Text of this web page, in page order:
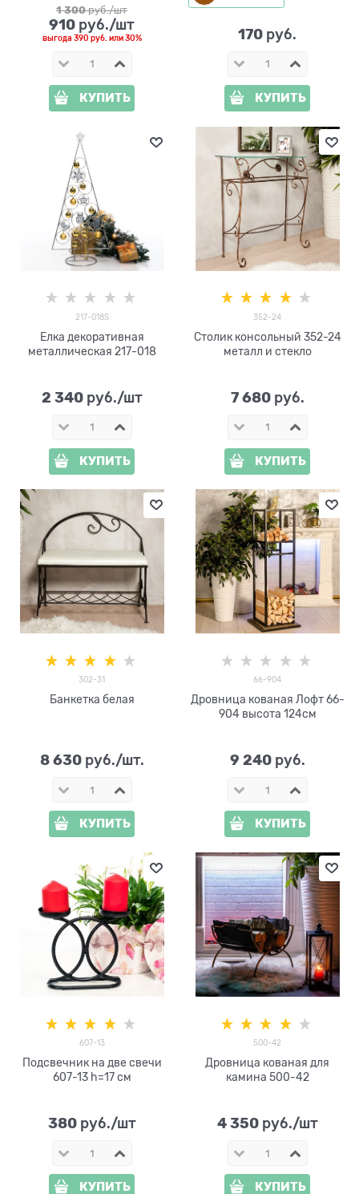
1 300 руб./шт
910 руб./шт
выгода 390 руб. или30%
КУПИТЬ
170 руб.
КУПИТЬ
217-018S
Елка декоративная
металлическая 217-018
2 340 руб./шт
КУПИТЬ
352-24
Столик консольный 352-24
металл и стекло
7 680 руб.
КУПИТЬ
302-31
Банкетка белая
8 630 руб./шт.
КУПИТЬ
66-904
Дровница кованая Лофт 66-
904 высота 124см
9 240 руб.
КУПИТЬ
607-13
Подсвечник на две свечи
607-13 h=17 см
380 руб./шт
КУПИТЬ
500-42
Дровница кованая для
камина 500-42
4 350 руб./шт
КУПИТЬ